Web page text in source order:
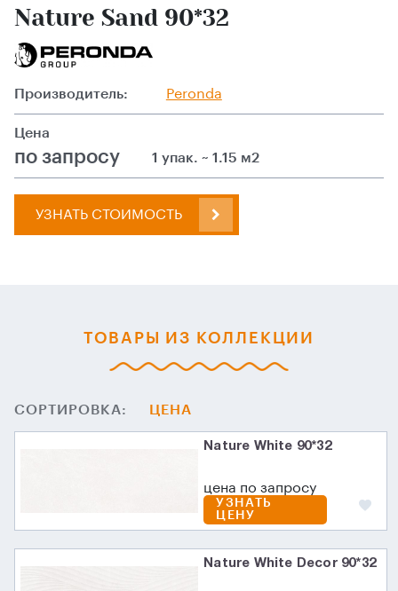
Nature Sand 90*32
Производитель: Peronda
Цена
по запросу 1 упак. ~ 1.15 м2
УЗНАТЬ СТОИМОСТЬ
ТОВАРЫ ИЗ КОЛЛЕКЦИИ
СОРТИРОВКА: ЦЕНА
Nature White 90*32
цена по запросу
УЗНАТЬ
ЦЕНУ
Nature White Decor 90*32